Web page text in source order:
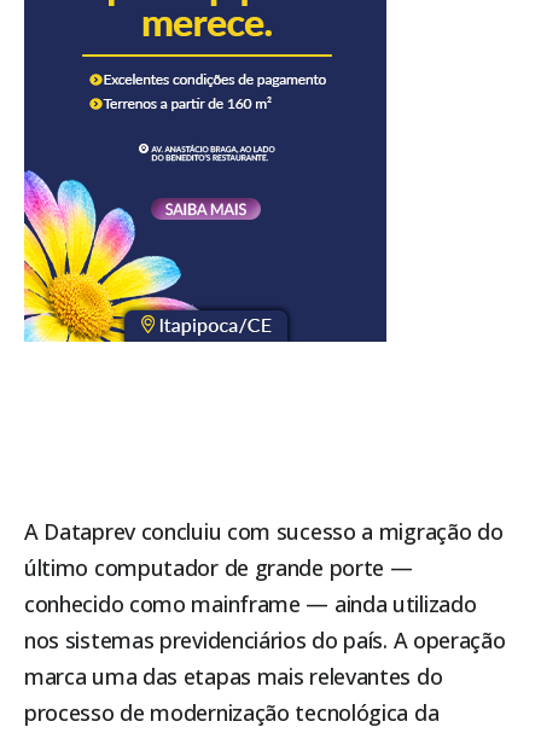
A Dataprev concluiu com sucesso a migração do
último computador de grande porte —
conhecido como mainframe — ainda utilizado
nos sistemas previdenciários do país. A operação
marca uma das etapas mais relevantes do
processo de modernização tecnológica da